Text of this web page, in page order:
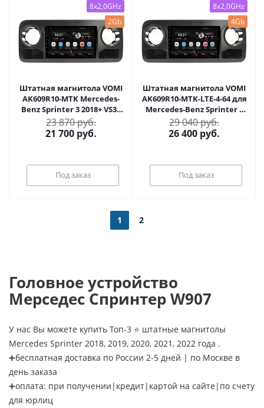
8x2,0GHz
2Gb
Штатная магнитола VOMI
AK609R10-MTK Mercedes-
Benz Sprinter 3 2018+ VS30
на Android 10
23 870 руб.
21 700 руб.
Под заказ
8x2,0GHz
4Gb
Штатная магнитола VOMI
AK609R10-MTK-LTE-4-64 для
Mercedes-Benz Sprinter 3
2018+ VS30 на Android 10
29 040 руб.
26 400 руб.
Под заказ
1 2
Головное устройство
Мерседес Спринтер W907
У нас Вы можете купить Топ-3 ⭐ штатные магнитолы
Mercedes Sprinter 2018, 2019, 2020, 2021, 2022 года .
➕бесплатная доставка по России 2-5 дней | по Москве в
день заказа
➕оплата: при получении|кредит|картой на сайте|по счету
для юрлиц